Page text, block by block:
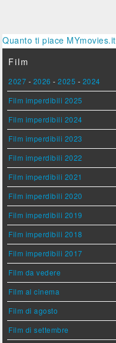
Quanto ti piace MYmovies.it
Film
2027 - 2026 -2025 - 2024
Film imperdibili 2025
Film imperdibili 2024
Film imperdibili 2023
Film imperdibili 2022
Film imperdibili 2021
Film imperdibili 2020
Film imperdibili 2019
Film imperdibili 2018
Film imperdibili 2017
Film da vedere
Film al cinema
Film di agosto
Film di settembre